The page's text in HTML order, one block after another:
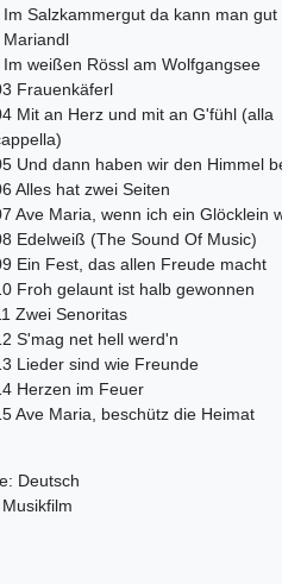
Im Salzkammergut da kann man gut
Mariandl
Im weißen Rössl am Wolfgangsee
Frauenkäferl
Mit an Herz und mit an G'fühl (alla
Und dann haben wir den Himmel
Alles hat zwei Seiten
Ave Maria, wenn ich ein Glöcklein
Edelweiß (The Sound Of Music)
Ein Fest, das allen Freude macht
Froh gelaunt ist halb gewonnen
Zwei Senoritas
S'mag net hell werd'n
Lieder sind wie Freunde
Herzen im Feuer
Ave Maria, beschütz die Heimat
Deutsch